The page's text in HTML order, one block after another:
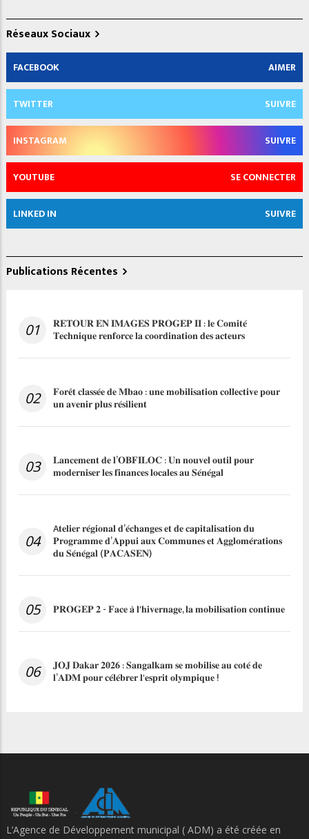
Réseaux Sociaux
FACEBOOK AIMER
TWITTER SUIVRE
INSTAGRAM SUIVRE
YOUTUBE SE CONNECTER
LINKED IN SUIVRE
Publications Récentes
01 𝐑𝐄𝐓𝐎𝐔𝐑 𝐄𝐍 𝐈𝐌𝐀𝐆𝐄𝐒 𝐏𝐑𝐎𝐆𝐄𝐏 𝐈𝐈 : 𝐥𝐞 𝐂𝐨𝐦𝐢𝐭𝐞́
𝐓𝐞𝐜𝐡𝐧𝐢𝐪𝐮𝐞 𝐫𝐞𝐧𝐟𝐨𝐫𝐜𝐞 𝐥𝐚 𝐜𝐨𝐨𝐫𝐝𝐢𝐧𝐚𝐭𝐢𝐨𝐧 𝐝𝐞𝐬 𝐚𝐜𝐭𝐞𝐮𝐫𝐬
02 𝐅𝐨𝐫𝐞̂𝐭 𝐜𝐥𝐚𝐬𝐬𝐞́𝐞 𝐝𝐞 𝐌𝐛𝐚𝐨 : 𝐮𝐧𝐞 𝐦𝐨𝐛𝐢𝐥𝐢𝐬𝐚𝐭𝐢𝐨𝐧 𝐜𝐨𝐥𝐥𝐞𝐜𝐭𝐢𝐯𝐞 𝐩𝐨𝐮𝐫
𝐮𝐧 𝐚𝐯𝐞𝐧𝐢𝐫 𝐩𝐥𝐮𝐬 𝐫𝐞́𝐬𝐢𝐥𝐢𝐞𝐧𝐭
03 𝐋𝐚𝐧𝐜𝐞𝐦𝐞𝐧𝐭 𝐝𝐞 𝐥’𝐎𝐁𝐅𝐈𝐋𝐎𝐂 : 𝐔𝐧 𝐧𝐨𝐮𝐯𝐞𝐥 𝐨𝐮𝐭𝐢𝐥 𝐩𝐨𝐮𝐫
𝐦𝐨𝐝𝐞𝐫𝐧𝐢𝐬𝐞𝐫 𝐥𝐞𝐬 𝐟𝐢𝐧𝐚𝐧𝐜𝐞𝐬 𝐥𝐨𝐜𝐚𝐥𝐞𝐬 𝐚𝐮 𝐒𝐞́𝐧𝐞́𝐠𝐚𝐥
04
A𝐭𝐞𝐥𝐢𝐞𝐫 𝐫𝐞́𝐠𝐢𝐨𝐧𝐚𝐥 𝐝’𝐞́𝐜𝐡𝐚𝐧𝐠𝐞𝐬 𝐞𝐭 𝐝𝐞 𝐜𝐚𝐩𝐢𝐭𝐚𝐥𝐢𝐬𝐚𝐭𝐢𝐨𝐧 𝐝𝐮
𝐏𝐫𝐨𝐠𝐫𝐚𝐦𝐦𝐞 𝐝’𝐀𝐩𝐩𝐮𝐢 𝐚𝐮𝐱 𝐂𝐨𝐦𝐦𝐮𝐧𝐞𝐬 𝐞𝐭 𝐀𝐠𝐠𝐥𝐨𝐦𝐞́𝐫𝐚𝐭𝐢𝐨𝐧𝐬
𝐝𝐮 𝐒𝐞́𝐧𝐞́𝐠𝐚𝐥 (𝐏𝐀𝐂𝐀𝐒𝐄𝐍)
05 𝐏𝐑𝐎𝐆𝐄𝐏 𝟐 - 𝐅𝐚𝐜𝐞 𝐚̀ 𝐥'𝐡𝐢𝐯𝐞𝐫𝐧𝐚𝐠𝐞, 𝐥𝐚 𝐦𝐨𝐛𝐢𝐥𝐢𝐬𝐚𝐭𝐢𝐨𝐧 𝐜𝐨𝐧𝐭𝐢𝐧𝐮𝐞
06 𝐉𝐎𝐉 𝐃𝐚𝐤𝐚𝐫 𝟐𝟎𝟐𝟔 : 𝐒𝐚𝐧𝐠𝐚𝐥𝐤𝐚𝐦 𝐬𝐞 𝐦𝐨𝐛𝐢𝐥𝐢𝐬𝐞 𝐚𝐮 𝐜𝐨𝐭𝐞́ 𝐝𝐞
𝐥’𝐀𝐃𝐌 𝐩𝐨𝐮𝐫 𝐜𝐞́𝐥𝐞́𝐛𝐫𝐞𝐫 𝐥'𝐞𝐬𝐩𝐫𝐢𝐭 𝐨𝐥𝐲𝐦𝐩𝐢𝐪𝐮𝐞 !
L’Agence de Développement municipal ( ADM) a été créée en